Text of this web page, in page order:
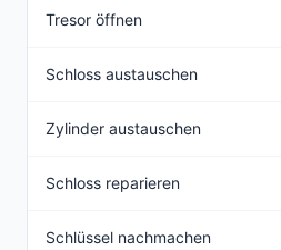
Tresor öffnen
Schloss austauschen
Zylinder austauschen
Schloss reparieren
Schlüssel nachmachen